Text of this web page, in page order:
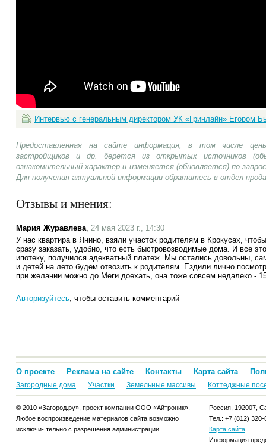
Интервью с генеральным директором УК «Гринлайн» Егором
Предоставленная на сайте информация, в том числе
застройщиков и др. берется из открытых источников
ознакомительный характер и изменяется (обновляется) по
Для получения актуальной информации обратитесь в отдел
Отзывы и мнения:
Мария Журавлева, 24 мая 2023 г., 14:30
У нас квартира в Янино, взяли участок родителям в Крокусах,
сразу заказать, удобно, что есть быстровозводимые дома. И все
ипотеку, получился адекватный платеж. Мы остались довольны,
и детей на лето будем отвозить к родителям. Ездили лично
при желании можно до Меги доехать, она тоже совсем недалеко -
Авторизуйтесь, чтобы оставить комментарий
О проекте Реклама на сайте Контакты Карта сайта
Загородные дома Участки Земельные массивы Коттеджные
© 2010 «Загород.ру», проект компании ООО «Айтроник».
Любое воспроизведение материалов сайта возможно
исключи- тельно с разрешения администрации
Россия, 192007,
Тел.: +7 (812) 320-
Карта сайта
Информация